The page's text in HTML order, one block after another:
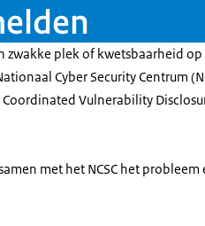
zwakke plek of kwetsbaarheid
Cyber Security Centrum
Vulnerability
met het NCSC het